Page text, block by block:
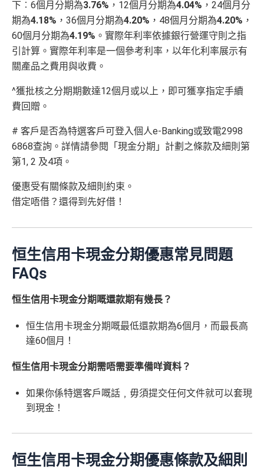
下︰6個月分期為3.76% ，12個月分期為4.04% ，24個月分
期為4.18% ，36個月分期為4.20% ，48個月分期為4.20% ，
60個月分期為4.19% 。實際年利率依據銀行營運守則之指
引計算。實際年利率是一個參考利率，以年化利率展示有
關產品之費用與收費。
^獲批核之分期期數達12個月或以上，即可獲享指定手續
費回贈。
# 客戶是否為特選客戶可登入個人e-Banking或致電2998
6868查詢。詳情請參閱「現金分期」計劃之條款及細則第
第1, 2 及4項。
優惠受有關條款及細則約束。
借定唔借？還得到先好借！
恒生信用卡現金分期優惠常見問題
FAQs
恒生信用卡現金分期嘅還款期有幾長？
恒生信用卡現金分期嘅最低還款期為6個月，而最長高
達60個月！
恒生信用卡現金分期需唔需要準備咩資料？
如果你係特選客戶嘅話﹐毋須提交任何文件就可以套現
到現金！
恒生信用卡現金分期優惠條款及細則